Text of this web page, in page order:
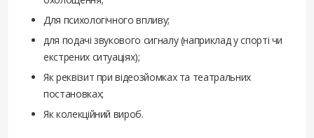
Для психологічного впливу;
для подачі звукового сигналу (наприклад у спорті чи
екстрених ситуаціях);
Як реквізит при відеозйомках та театральних
постановках;
Як колекційний вироб.